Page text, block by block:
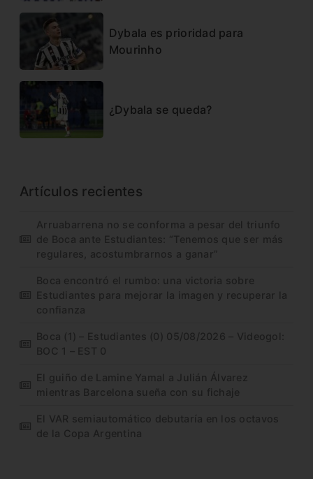
Dybala es prioridad para
Mourinho
¿Dybala se queda?
Artículos recientes
Arruabarrena no se conforma a pesar del triunfo
de Boca ante Estudiantes: “Tenemos que ser más
regulares, acostumbrarnos a ganar”
Boca encontró el rumbo: una victoria sobre
Estudiantes para mejorar la imagen y recuperar la
confianza
Boca (1) – Estudiantes (0) 05/08/2026 – Videogol:
BOC 1 – EST 0
El guiño de Lamine Yamal a Julián Álvarez
mientras Barcelona sueña con su fichaje
El VAR semiautomático debutaría en los octavos
de la Copa Argentina